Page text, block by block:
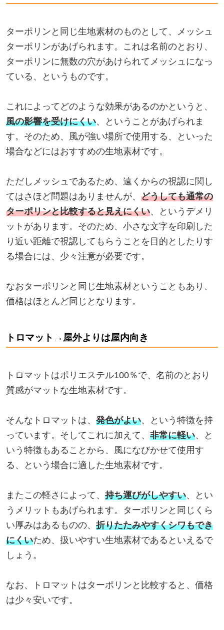
ターポリンと同じ生地素材のものとして、メッシュ
ターポリンがあげられます。これは名前のとおり、
ターポリンに無数の穴があけられてメッシュになっ
ている、というものです。
これによってどのような効果があるのかというと、
風の影響を受けにくい、ということがあげられま
す。そのため、風が強い場所で使用する、といった
場合などにはおすすめの生地素材です。
ただしメッシュであるため、遠くからの視認に関し
てはさほど問題はありませんが、 どうしても通常の
ターポリンと比較すると見えにくい、というデメリ
ットがあります。そのため、小さな文字を印刷した
り近い距離で視認してもらうことを目的としたりす
る場合には、少々注意が必要です。
なおターポリンと同じ生地素材ということもあり、
価格はほとんど同じとなります。
トロマット→屋外よりは屋内向き
トロマットはポリエステル100％で、名前のとおり
質感がマットな生地素材です。
そんなトロマットは、 発色がよい、という特徴を持
っています。そしてこれに加えて、 非常に軽い、と
いう特徴もあることから、風になびかせて使用す
る、という場合に適した生地素材です。
またこの軽さによって、 持ち運びがしやすい、とい
うメリットもあげられます。ターポリンと同じくら
い厚みはあるものの、 折りたたみやすくシワもでき
にくいため、扱いやすい生地素材であるといえるで
しょう。
なお、トロマットはターポリンと比較すると、価格
は少々安いです。